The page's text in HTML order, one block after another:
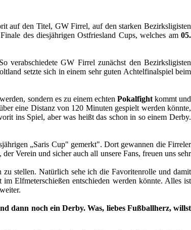
auf den Titel, GW Firrel, auf den starken Bezirksligisten
des diesjährigen Ostfriesland Cups, welches am 05.
verabschiedete GW Firrel zunächst den Bezirksligisten
setzte sich in einem sehr guten Achtelfinalspiel beim
sondern es zu einem echten Pokalfightkommt und
eine Distanz von 120 Minuten gespielt werden könnte,
ins Spiel, aber was heißt das schon in so einem Derby.
„Saris Cup" gemerkt". Dort gewannen die Firreler
Verein und sicher auch all unsere Fans, freuen uns sehr
stellen. Natürlich sehe ich die Favoritenrolle und damit
Elfmeterschießen entschieden werden könnte. Alles ist
dann noch ein Derby. Was, liebes Fußballherz, willst